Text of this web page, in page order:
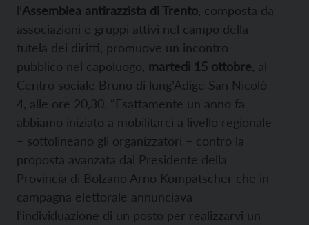
l’Assemblea antirazzista di Trento , composta da
associazioni e gruppi attivi nel campo della
tutela dei diritti, promuove un incontro
pubblico nel capoluogo, martedì 15 ottobre , al
Centro sociale Bruno di lung’Adige San Nicolò
4, alle ore 20,30. “Esattamente un anno fa
abbiamo iniziato a mobilitarci a livello regionale
– sottolineano gli organizzatori – contro la
proposta avanzata dal Presidente della
Provincia di Bolzano Arno Kompatscher che in
campagna elettorale annunciava
l’individuazione di un posto per realizzarvi un